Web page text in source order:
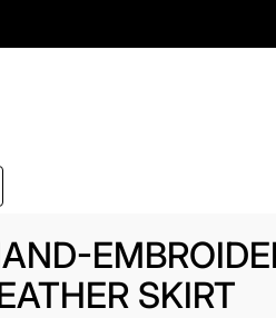
SKIRT